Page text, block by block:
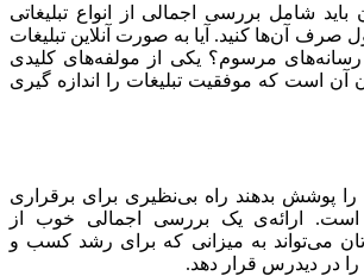
شامل بررسی اجمالی از انواع تبلیغاتی
صرف آن‌ها کنید. آیا به صورت آنلاین تبلیغات
رسانه‌های مرسوم؟ یکی از مولفه‌های کلیدی
آن است که موفقیت تبلیغات را اندازه گیری
را پوشش بدهند راه بی‌نظیری برای برقراری
است. ارائه‌ی یک بررسی اجمالی خوب از
می‌تواند به میزانی که برای رشد کسب و
را در دیدرس قرار دهد.